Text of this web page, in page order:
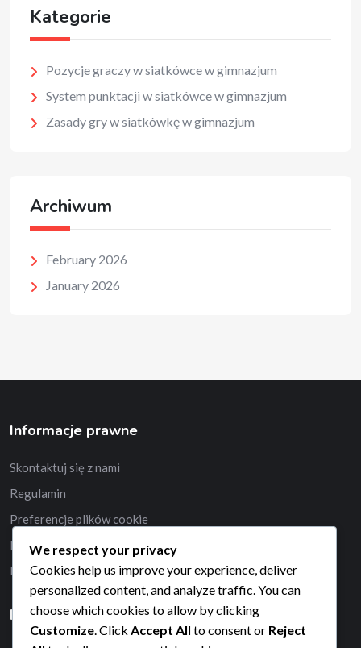
Kategorie
Pozycje graczy w siatkówce w gimnazjum
System punktacji w siatkówce w gimnazjum
Zasady gry w siatkówkę w gimnazjum
Archiwum
February 2026
January 2026
Informacje prawne
Skontaktuj się z nami
Regulamin
Preferencje plików cookie
Polityka ochrony danych
Nasza historia
Kategorie
We respect your privacy
Cookies help us improve your experience, deliver
personalized content, and analyze traffic. You can
choose which cookies to allow by clicking
Customize . Click Accept All to consent or Reject